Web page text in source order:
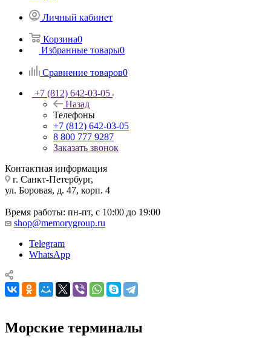
Личный кабинет
Корзина0
Избранные товары0
Сравнение товаров0
+7 (812) 642-03-05
Назад
Телефоны
+7 (812) 642-03-05
8 800 777 9287
Заказать звонок
Контактная информация
г. Санкт-Петербург,
ул. Боровая, д. 47, корп. 4
Время работы: пн-пт, с 10:00 до 19:00
shop@memorygroup.ru
Telegram
WhatsApp
Морские терминалы